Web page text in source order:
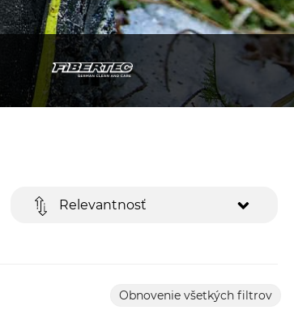
Relevantnosť
Obnovenie všetkých filtrov